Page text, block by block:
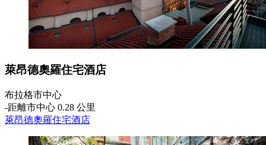
萊昂德奧羅住宅酒店
布拉格市中心
‐距離市中心 0.28 公里
萊昂德奧羅住宅酒店